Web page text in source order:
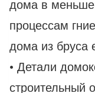
дома в
процессам
дома из бруса
• Детали
строительный